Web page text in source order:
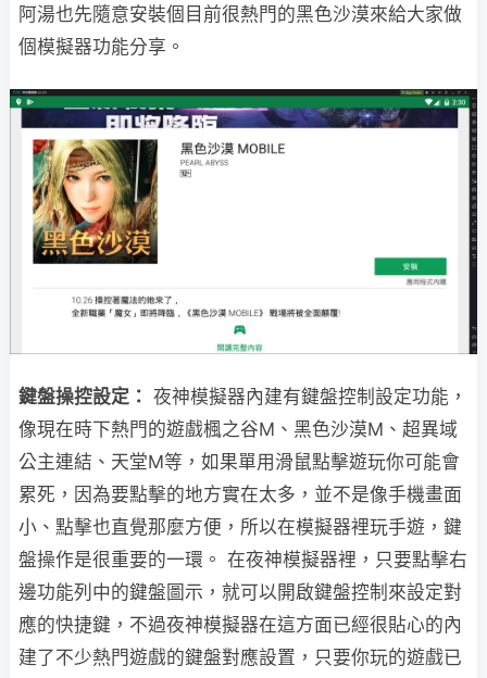
阿湯也先隨意安裝個目前很熱門的黑色沙漠來給大家做
個模擬器功能分享。
鍵盤操控設定： 夜神模擬器內建有鍵盤控制設定功能，
像現在時下熱門的遊戲楓之谷M、黑色沙漠M、超異域
公主連結、天堂M等，如果單用滑鼠點擊遊玩你可能會
累死，因為要點擊的地方實在太多，並不是像手機畫面
小、點擊也直覺那麼方便，所以在模擬器裡玩手遊，鍵
盤操作是很重要的一環。 在夜神模擬器裡，只要點擊右
邊功能列中的鍵盤圖示，就可以開啟鍵盤控制來設定對
應的快捷鍵，不過夜神模擬器在這方面已經很貼心的內
建了不少熱門遊戲的鍵盤對應設置，只要你玩的遊戲已